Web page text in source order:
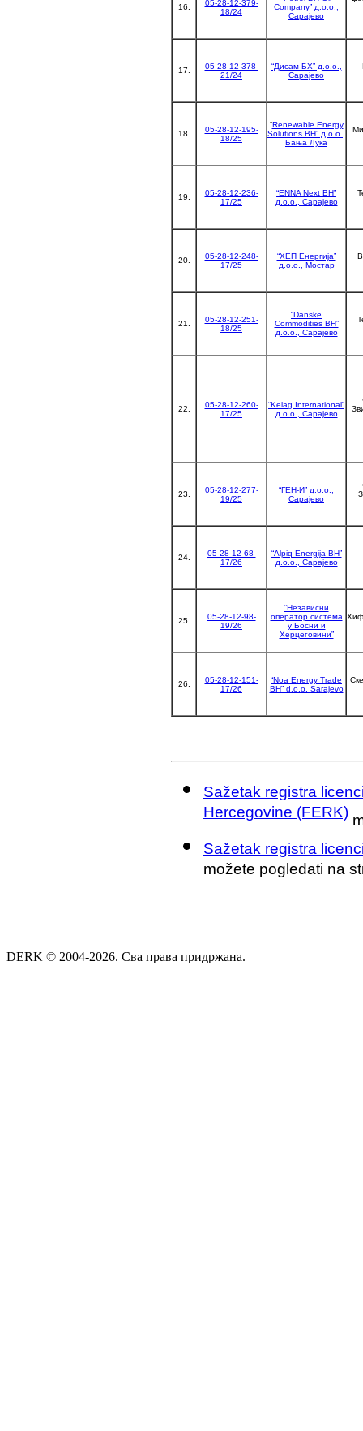
16.
05-28-12-379-
18/24
Company” д.о.о.,
Сарајево
17.
05-28-12-378-
21/24
“Дисам БХˮ д.о.о.,
Сарајево
18.
05-28-12-195-
18/25
“Renewable Energy
Solutions BH” д.о.о.,
Бања Лука
19.
05-28-12-236-
17/25
“ENNA Next BH”
д.о.о., Сарајево
20.
05-28-12-248-
17/25
“ХЕП Енергија”
д.о.о., Мостар
21.
05-28-12-251-
18/25
“Danske
Commodities BH”
д.о.о., Сарајево
22.
05-28-12-260-
17/25
“Kelag International”
д.о.о., Сарајево
23.
05-28-12-277-
19/25
“ГЕН-И” д.о.о.,
Сарајево
24.
05-28-12-68-
17/26
“Alpiq Energija BH”
д.о.о., Сарајево
25.
05-28-12-98-
19/26
“Независни
оператор система
у Босни и
Херцеговини”
26.
05-28-12-151-
17/26
“Noa Energy Trade
BH” d.o.o. Sarajevo
Sažetak registra
Hercegovine (FERK)
Sažetak registra
možete pogledati na
DERK © 2004-2026. Сва права придржана.